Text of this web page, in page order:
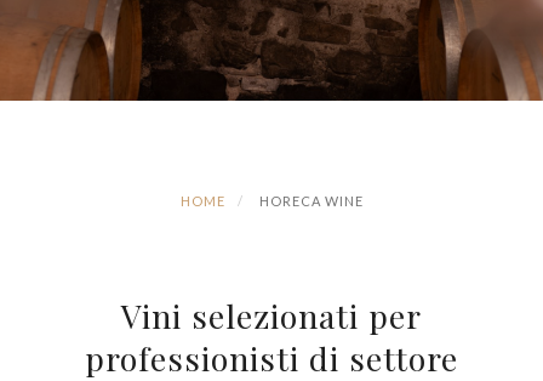
HOME HORECA WINE
Vini selezionati per
professionisti di settore